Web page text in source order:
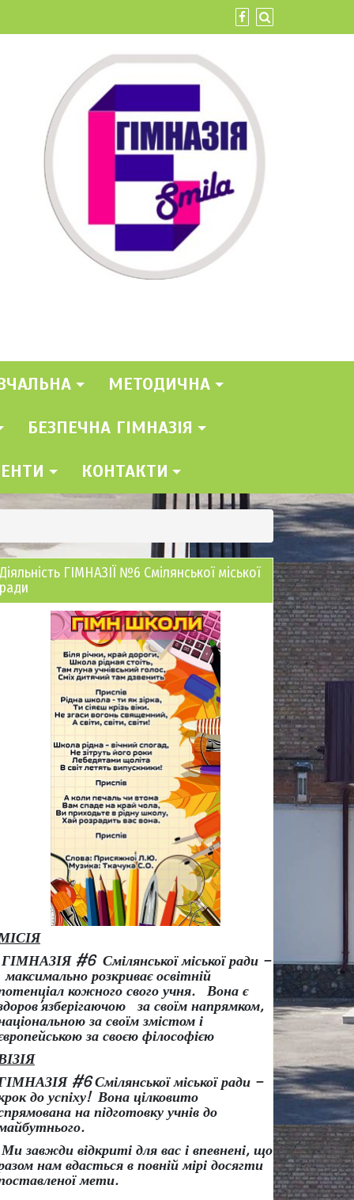
МЕТОДИЧНА
БЕЗПЕЧНА ГІМНАЗІЯ
КОНТАКТИ
Діяльність ГІМНАЗІЇ №6 Смілянської міської
ради
ГІМНАЗІЯ #6 Смілянської міської ради –
розкриває освітній
кожного свого учня.
Вона є
’язберігаючою за своїм напрямком,
за своїм змістом і
за своєю філософією
#6 Смілянської міської ради –
до успіху! Вона цілковито
на підготовку учнів до
Ми завжди відкриті для вас і впевнені, що
нам вдасться в повній мірі досягти
мети.